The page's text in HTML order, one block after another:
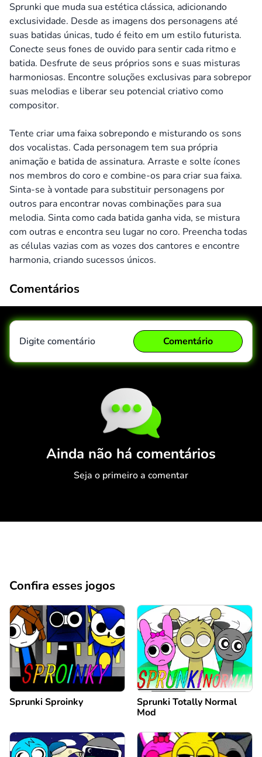
Sprunki que muda sua estética clássica, adicionando
exclusividade. Desde as imagens dos personagens até
suas batidas únicas, tudo é feito em um estilo futurista.
Conecte seus fones de ouvido para sentir cada ritmo e
batida. Desfrute de seus próprios sons e suas misturas
harmoniosas. Encontre soluções exclusivas para sobrepor
suas melodias e liberar seu potencial criativo como
compositor.
Tente criar uma faixa sobrepondo e misturando os sons
dos vocalistas. Cada personagem tem sua própria
animação e batida de assinatura. Arraste e solte ícones
nos membros do coro e combine-os para criar sua faixa.
Sinta-se à vontade para substituir personagens por
outros para encontrar novas combinações para sua
melodia. Sinta como cada batida ganha vida, se mistura
com outras e encontra seu lugar no coro. Preencha todas
as células vazias com as vozes dos cantores e encontre
harmonia, criando sucessos únicos.
Comentários
Ainda não há comentários
Seja o primeiro a comentar
Digite comentário Comentário
Confira esses jogos
Sprunki Sproinky
Sprunki Totally Normal
Mod